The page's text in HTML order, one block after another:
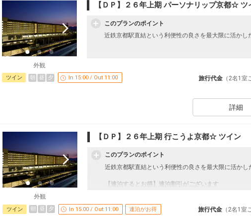
外観
【ＤＰ】２６年上期 パーソナリップ京都☆ ツ
このプランのポイント
近鉄京都駅直結という利便性の良さを最大限に活かし
●出発前まで「ちょこっと休憩処」ご利用OK！ソフ
※４歳以上の添い寝のお子様が朝食をお摂りになる場
「食事なしプラン」と「朝食付プラン」をご用意して
●「食事なしプラン」と「朝食付プラン」を掲載して
※ご覧のページがどちらかを
【食事条件】
設定期間：2026年4月1日～2026年11月30日
インターネットコース番号：DP-1-17404819
ツイン 朝 昼 夕 In 15:00 / Out 11:00 旅行代金 （2名1室
詳細
外観
【ＤＰ】２６年上期 行こうよ京都☆ ツイン
このプランのポイント
近鉄京都駅直結という利便性の良さを最大限に活かし
【連泊するとお得】連泊割引がございます
※宿泊期間中すべての日において人数・氏名・客室
ツイン 朝 昼 夕 In 15:00 / Out 11:00 連泊がお得 旅行代金 （2名1室